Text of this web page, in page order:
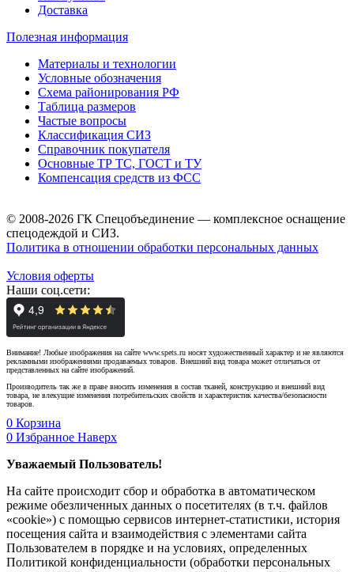
Доставка
Полезная информация
Материалы и технологии
Условные обозначения
Схема районирования РФ
Таблица размеров
Частые вопросы
Классификация СИЗ
Справочник покупателя
Основные ТР ТС, ГОСТ и ТУ
Компенсация средств из ФСС
© 2008-2026 ГК Спецобъединение — комплексное оснащение
спецодеждой и СИЗ.
Политика в отношении обработки персональных данных
Условия оферты
Наши соц.сети:
Внимание! Любые изображения на сайте www.spets.ru носят художественный характер и не являются
рекламными изображениями продаваемых товаров. Внешний вид товара может отличаться от
представленных на сайте изображений.
Производитель так же в праве вносить изменения в состав тканей, конструкцию и внешний вид
товара, не влекущие изменения потребительских свойств и характеристик качества/безопасности
товаров.
0 Корзина
0 Избранное Наверх
Уважаемый Пользователь!
На сайте происходит сбор и обработка в автоматическом
режиме обезличенных данных о посетителях (в т.ч. файлов
«cookie») с помощью сервисов интернет-статистики, история
посещения сайта и взаимодействия с элементами сайта
Пользователем в порядке и на условиях, определенных
Политикой конфиденциальности (обработки персональных